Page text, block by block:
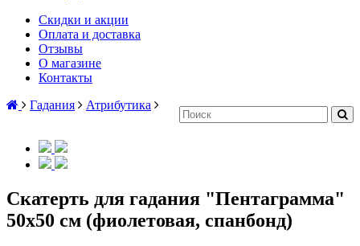
Скидки и акции
Оплата и доставка
Отзывы
О магазине
Контакты
Гадания
Атрибутика
Скатерть для гадания "Пентаграмма"
50х50 см (фиолетовая, спанбонд)